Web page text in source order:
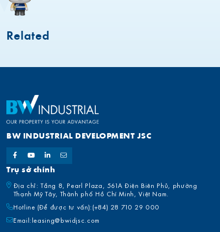
Related
BW INDUSTRIAL DEVELOPMENT JSC
Trụ sở chính
Địa chỉ: Tầng 8, Pearl Plaza, 561A Điện Biên Phủ, phường
Thạnh Mỹ Tây, Thành phố Hồ Chí Minh, Việt Nam.
Hotline (Để được tư vấn):(+84) 28 710 29 000
Email:leasing@bwidjsc.com